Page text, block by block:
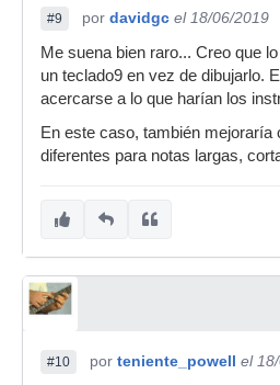
#9 por davidgc el 18/06/2019
Me suena bien raro... Creo que
un teclado9 en vez de dibujarlo.
acercarse a lo que harían los
En este caso, también mejoraría
diferentes para notas largas,
#10 por teniente_powell el